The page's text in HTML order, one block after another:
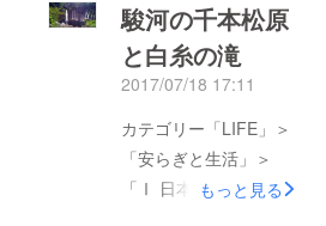
駿河の千本松原
と白糸の滝
2017/07/18 17:11
カテゴリー「LIFE」＞
「安らぎと生活」＞
「Ⅰ 日本にて」 小雨
もっと見る